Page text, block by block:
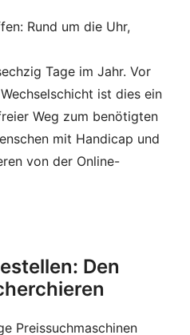
Rund um die Uhr,
Tage im Jahr. Vor
ist dies ein
Weg zum benötigten
mit Handicap und
von der Online-
Den
Preissuchmaschinen